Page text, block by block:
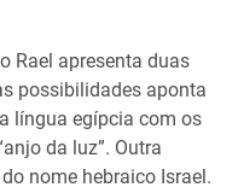
Rael apresenta duas
possibilidades aponta
língua egípcia com os
da luz”. Outra
nome hebraico Israel.